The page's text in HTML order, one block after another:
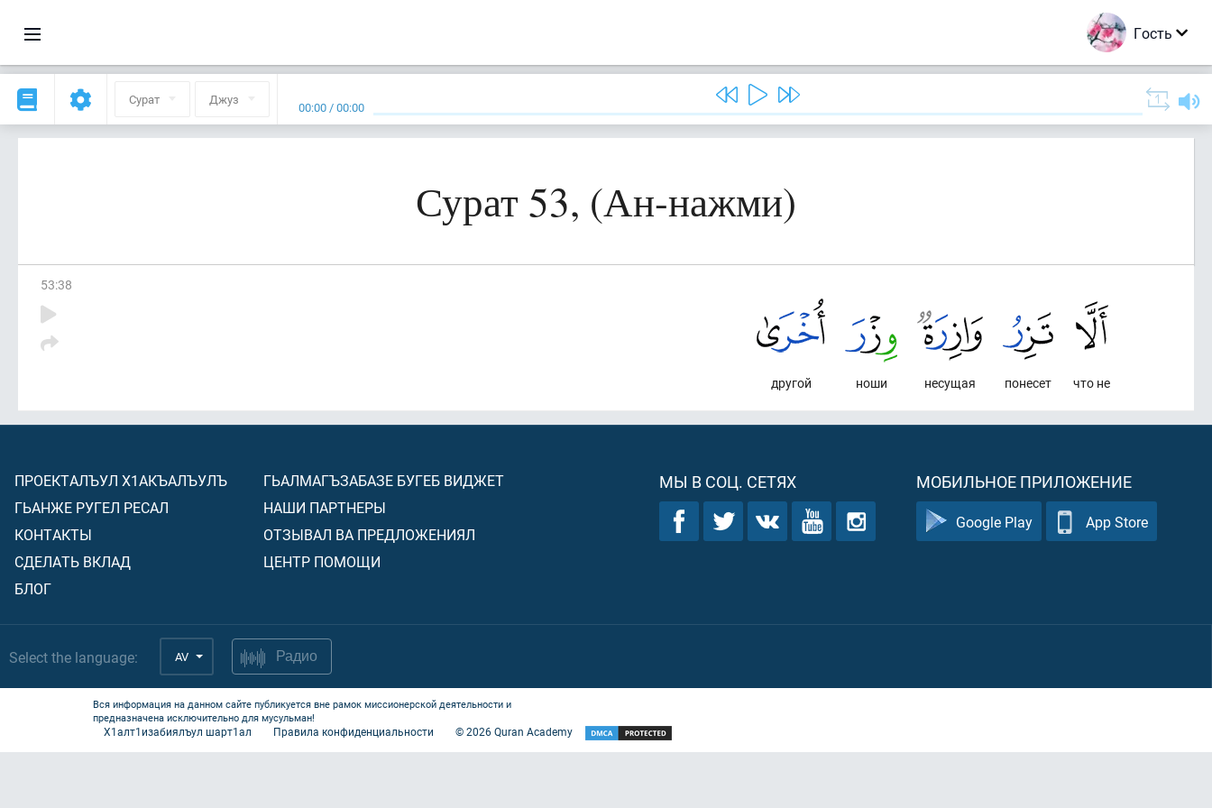
Гость
Сурат Джуз 00:00 /00:00
Сурат 53, (Ан-нажми)
53:38
что не
понесет
несущая
ноши
другой
ПРОЕКТАЛЪУЛ Х1АКЪАЛЪУЛЪ
ГЬАНЖЕ РУГЕЛ РЕСАЛ
КОНТАКТЫ
СДЕЛАТЬ ВКЛАД
БЛОГ
ГЬАЛМАГЪЗАБАЗЕ БУГЕБ ВИДЖЕТ
НАШИ ПАРТНЕРЫ
ОТЗЫВАЛ ВА ПРЕДЛОЖЕНИЯЛ
ЦЕНТР ПОМОЩИ
МЫ В СОЦ. СЕТЯХ МОБИЛЬНОЕ ПРИЛОЖЕНИЕ
Google Play App Store
Select the language: AV Радио
Вся информация на данном сайте публикуется вне рамок миссионерской деятельности и
предназначена исключительно для мусульман!
Х1алт1изабиялъул шарт1ал Правила конфиденциальности ©2026Quran Academy